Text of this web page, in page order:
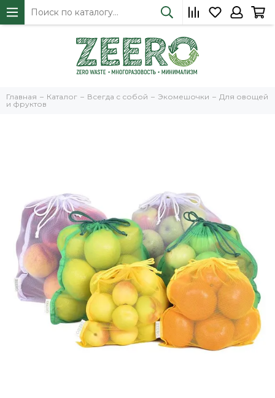
Главная Каталог Всегда с собой Экомешочки
Для овощей
и фруктов